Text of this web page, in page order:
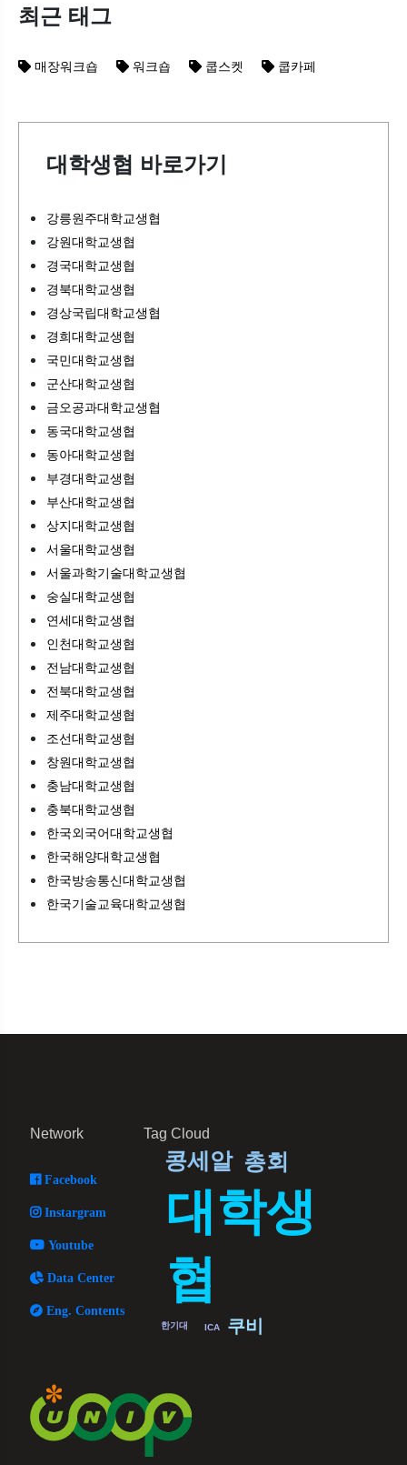
최근 태그
매장워크숍 워크숍 쿱스켓 쿱카페
대학생협 바로가기
강릉원주대학교생협
강원대학교생협
경국대학교생협
경북대학교생협
경상국립대학교생협
경희대학교생협
국민대학교생협
군산대학교생협
금오공과대학교생협
동국대학교생협
동아대학교생협
부경대학교생협
부산대학교생협
상지대학교생협
서울대학교생협
서울과학기술대학교생협
숭실대학교생협
연세대학교생협
인천대학교생협
전남대학교생협
전북대학교생협
제주대학교생협
조선대학교생협
창원대학교생협
충남대학교생협
충북대학교생협
한국외국어대학교생협
한국해양대학교생협
한국방송통신대학교생협
한국기술교육대학교생협
Network
Facebook
Instargram
Youtube
Data Center
Eng. Contents
Tag Cloud
대학생
협
콩세알 총회
쿠비
ICA
한기대